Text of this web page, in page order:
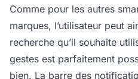
Comme pour les autres
marques, l’utilisateur peut
recherche qu’il souhaite
gestes est parfaitement
bien. La barre des